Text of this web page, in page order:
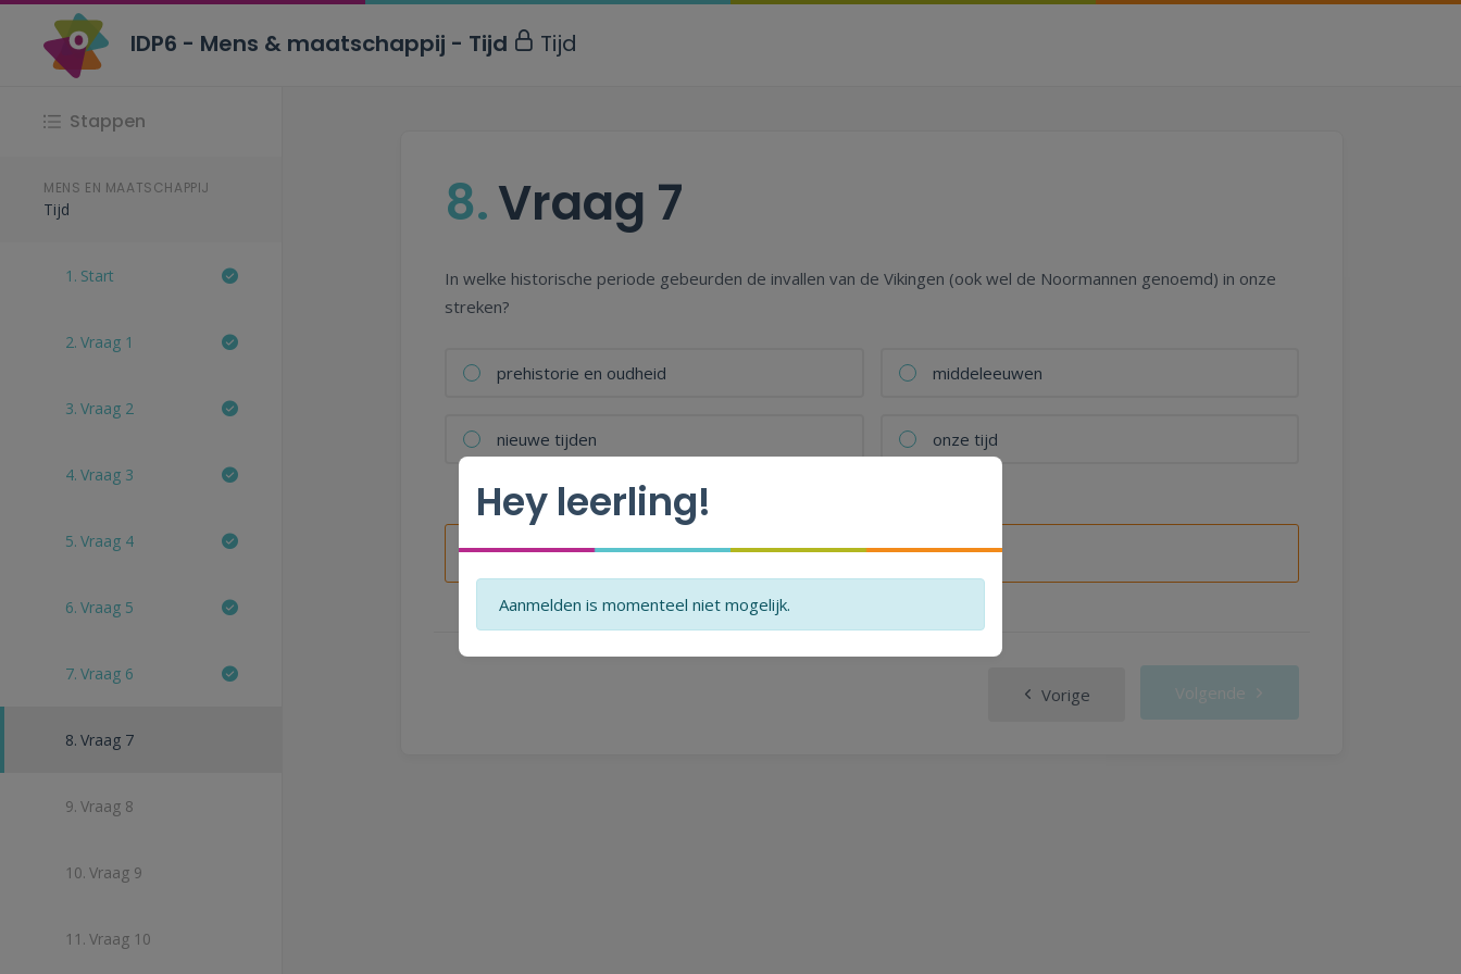
Stappen
MENS EN MAATSCHAPPIJ
Tijd
1. Start
2. Vraag 1
3. Vraag 2
4. Vraag 3
5. Vraag 4
6. Vraag 5
7. Vraag 6
8. Vraag 7
9. Vraag 8
10. Vraag 9
11. Vraag 10
8.Vraag 7
In welke historische periode gebeurden de invallen van de Vikingen (ook wel de Noormannen genoemd) in onze
streken?
prehistorie en oudheid middeleeuwen
nieuwe tijden onze tijd
Je hebt nog niet alle velden ingevuld.
Vorige Volgende
IDP6 - Mens & maatschappij - Tijd Tijd
Hey leerling!
Aanmelden is momenteel niet mogelijk.